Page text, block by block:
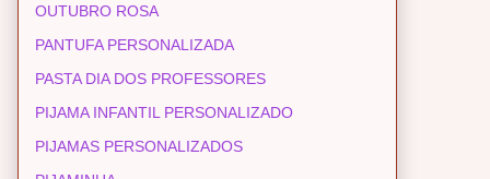
OUTUBRO ROSA
PANTUFA PERSONALIZADA
PASTA DIA DOS PROFESSORES
PIJAMA INFANTIL PERSONALIZADO
PIJAMAS PERSONALIZADOS